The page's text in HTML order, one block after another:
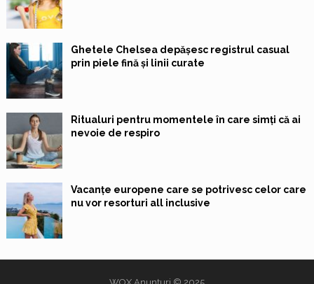
Ghetele Chelsea depășesc registrul casual
prin piele fină și linii curate
Ritualuri pentru momentele în care simți că ai
nevoie de respiro
Vacanțe europene care se potrivesc celor care
nu vor resorturi all inclusive